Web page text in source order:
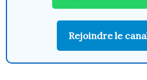
Rejoindre le